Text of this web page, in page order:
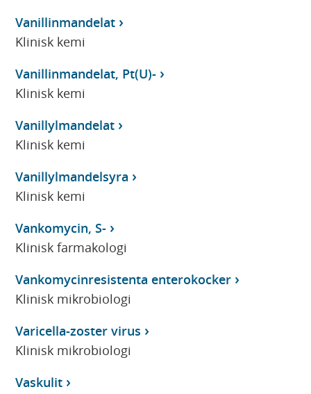
Vanillinmandelat
Klinisk kemi
Vanillinmandelat, Pt(U)-
Klinisk kemi
Vanillylmandelat
Klinisk kemi
Vanillylmandelsyra
Klinisk kemi
Vankomycin, S-
Klinisk farmakologi
Vankomycinresistenta enterokocker
Klinisk mikrobiologi
Varicella-zoster virus
Klinisk mikrobiologi
Vaskulit